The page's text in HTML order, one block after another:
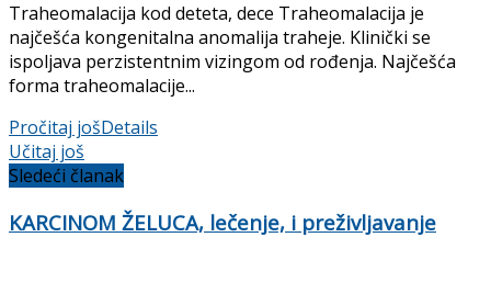
Traheomalacija kod deteta, dece Traheomalacija je
najčešća kongenitalna anomalija traheje. Klinički se
ispoljava perzistentnim vizingom od rođenja. Najčešća
forma traheomalacije...
Pročitaj jošDetails
Učitaj još
Sledeći članak
KARCINOM ŽELUCA, lečenje, i preživljavanje